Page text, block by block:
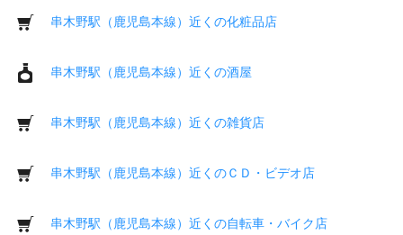
串木野駅（鹿児島本線）近くの化粧品店
串木野駅（鹿児島本線）近くの酒屋
串木野駅（鹿児島本線）近くの雑貨店
串木野駅（鹿児島本線）近くのＣＤ・ビデオ店
串木野駅（鹿児島本線）近くの自転車・バイク店